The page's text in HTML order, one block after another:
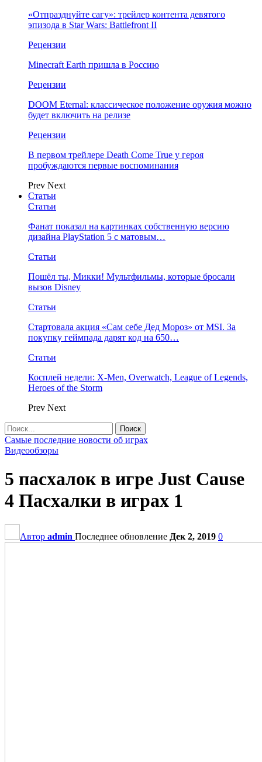
«Отпразднуйте сагу»: трейлер контента девятого
эпизода в Star Wars: Battlefront II
Рецензии
Minecraft Earth пришла в Россию
Рецензии
DOOM Eternal: классическое положение оружия можно
будет включить на релизе
Рецензии
В первом трейлере Death Come True у героя
пробуждаются первые воспоминания
Prev Next
Статьи
Статьи
Фанат показал на картинках собственную версию
дизайна PlayStation 5 с матовым…
Статьи
Пошёл ты, Микки! Мультфильмы, которые бросали
вызов Disney
Статьи
Стартовала акция «Сам себе Дед Мороз» от MSI. За
покупку геймпада дарят код на 650…
Статьи
Косплей недели: X-Men, Overwatch, League of Legends,
Heroes of the Storm
Prev Next
Самые последние новости об играх
Видеообзоры
5 пасхалок в игре Just Cause
4 Пасхалки в играх 1
Автор admin Последнее обновление Дек 2, 2019 0